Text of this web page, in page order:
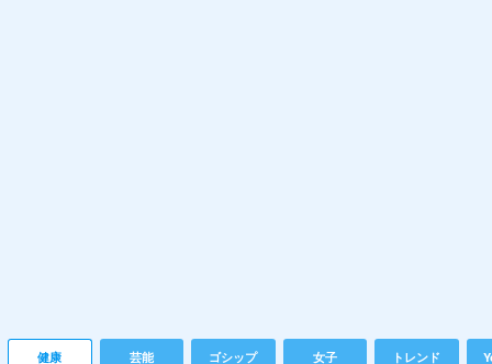
健康 芸能 ゴシップ 女子 トレンド